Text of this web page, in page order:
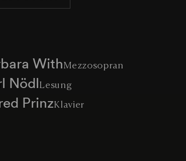
WithMezzosopran
NödlLesung
PrinzKlavier